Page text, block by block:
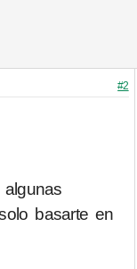
#2
basarte en